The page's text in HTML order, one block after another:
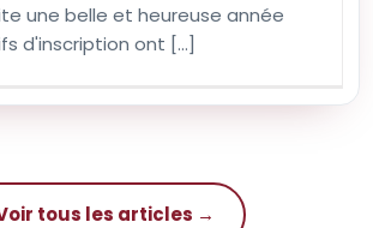
une belle et heureuse année
d'inscription ont [...]
tous les articles →